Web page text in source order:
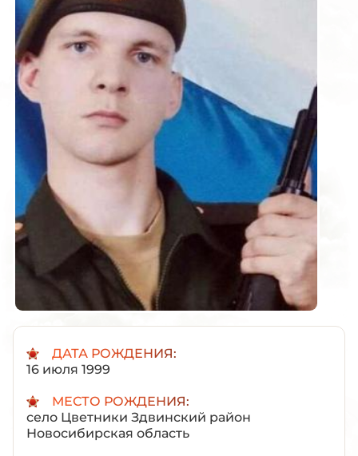
ДАТА РОЖДЕНИЯ:
16 июля 1999
МЕСТО РОЖДЕНИЯ:
село Цветники Здвинский район
Новосибирская область